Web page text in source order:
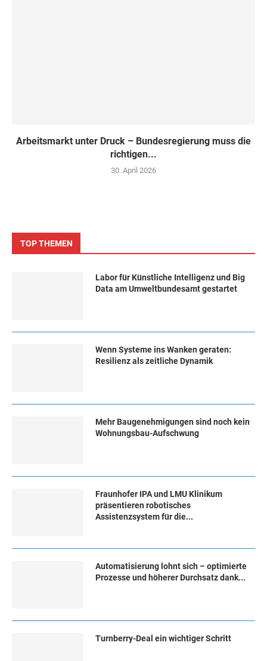
Arbeitsmarkt unter Druck – Bundesregierung muss die
richtigen...
30. April 2026
TOP THEMEN
Labor für Künstliche Intelligenz und Big
Data am Umweltbundesamt gestartet
Wenn Systeme ins Wanken geraten:
Resilienz als zeitliche Dynamik
Mehr Baugenehmigungen sind noch kein
Wohnungsbau-Aufschwung
Fraunhofer IPA und LMU Klinikum
präsentieren robotisches
Assistenzsystem für die...
Automatisierung lohnt sich – optimierte
Prozesse und höherer Durchsatz dank...
Turn­ber­ry-Deal ein wich­ti­ger Schritt